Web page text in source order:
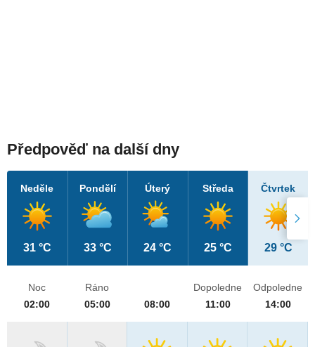
Předpověď na další dny
Neděle
31 °C
Pondělí
33 °C
Úterý
24 °C
Středa
25 °C
Čtvrtek
29 °C
Noc
02:00
Ráno
05:00
08:00
Dopoledne
11:00
Odpoledne
14:00